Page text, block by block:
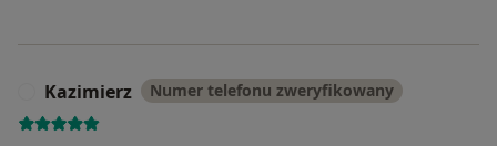
Kazimierz Numer telefonu zweryfikowany